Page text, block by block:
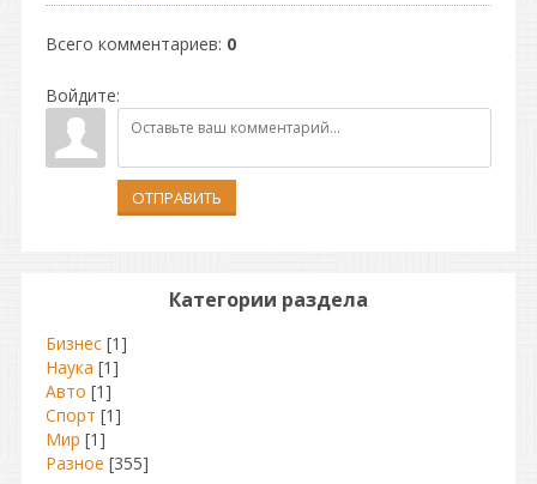
Всего комментариев: 0
Войдите:
ОТПРАВИТЬ
Категории раздела
Бизнес [1]
Наука [1]
Авто [1]
Спорт [1]
Мир [1]
Разное [355]